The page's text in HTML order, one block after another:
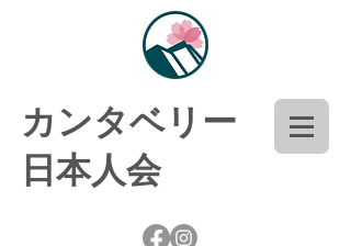
​カンタベリー
日本人会